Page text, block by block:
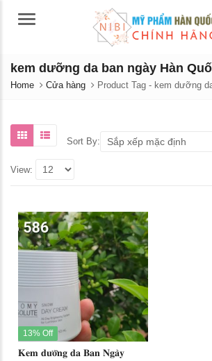
Menu
kem dưỡng da ban ngày Hàn
Home Cửa hàng Product Tag - kem dưỡng
Sort By:
View:
13% Off
𝐊𝐞𝐦 𝐝𝐮̛𝐨̛̃𝐧𝐠 𝐝𝐚 𝐁𝐚𝐧 𝐍𝐠𝐚̀𝐲
Nước hoa hồng dưỡng trắng
da Atomy Absolute Cellactive
Toner 150ML
Kem nền Atomy Absolute BB
Cream